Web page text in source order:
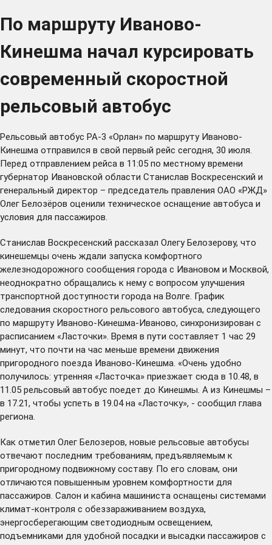
По маршруту Иваново-
Кинешма начал курсировать
современный скоростной
рельсовый автобус
Рельсовый автобус РА-3 «Орлан» по маршруту Иваново-
Кинешма отправился в свой первый рейс сегодня, 30 июля.
Перед отправлением рейса в 11:05 по местному времени
губернатор Ивановской области Станислав Воскресенский и
генеральный директор – председатель правления ОАО «РЖД»
Олег Белозёров оценили техническое оснащение автобуса и
условия для пассажиров.
Станислав Воскресенский рассказал Олегу Белозерову, что
кинешемцы очень ждали запуска комфортного
железнодорожного сообщения города с Ивановом и Москвой,
неоднократно обращались к нему с вопросом улучшения
транспортной доступности города на Волге. График
следования скоростного рельсового автобуса, следующего
по маршруту Иваново-Кинешма-Иваново, синхронизирован с
расписанием «Ласточки». Время в пути составляет 1 час 29
минут, что почти на час меньше времени движения
пригородного поезда Иваново-Кинешма. «Очень удобно
получилось: утренняя «Ласточка» приезжает сюда в 10.48, в
11.05 рельсовый автобус поедет до Кинешмы. А из Кинешмы –
в 17.21, чтобы успеть в 19.04 на «Ласточку», - сообщил глава
региона.
Как отметил Олег Белозеров, новые рельсовые автобусы
отвечают последним требованиям, предъявляемым к
пригородному подвижному составу. По его словам, они
отличаются повышенным уровнем комфортности для
пассажиров. Салон и кабина машиниста оснащены системами
климат-контроля с обеззараживанием воздуха,
энергосберегающим светодиодным освещением,
подъемниками для удобной посадки и высадки пассажиров с